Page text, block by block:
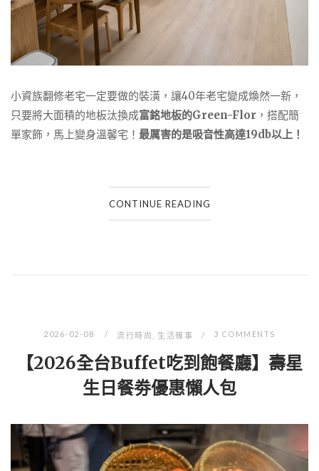
小資族翻修老宅一定要做的裝潢，讓40年老宅變成煥然一新，
只要將大面積的地板汰換成富銘地板的Green-Flor ，搭配簡
單家飾，馬上變身溫馨宅！ 最厲害的是吸音性高達19db以上！
CONTINUE READING
2026-02-08 流行時尚 生活雜事 3 COMMENTS
【2026全台Buffet吃到飽餐廳】壽星
生日餐劵優惠懶人包